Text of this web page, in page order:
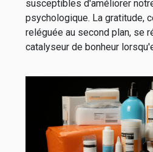
susceptibles d'améliorer
psychologique. La gratitude,
reléguée au second plan, se
catalyseur de bonheur